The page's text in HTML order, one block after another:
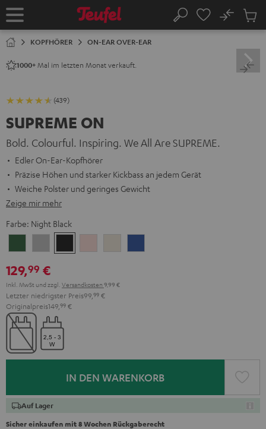
Startseite Suche
No
KOPFHÖRER ON-EAR OVER-EAR
1000+ Mal im letzten Monat verkauft.
(439)
SUPREME ON
Bold. Colourful. Inspiring. We All Are SUPREME.
Edler On-Ear-Kopfhörer
Präzise Höhen und starker Kickbass an jedem Gerät
Weiche Polster und geringes Gewicht
Zeige mir mehr
Farbe: Night Black
Green Gray
Black
White
129,99 €
Inkl. MwSt und zzgl. Versandkosten 9,99 €
Letzter niedrigster Preis99, 99 €
Originalpreis149, 99 €
IN DEN WARENKORB
Auf Lager
Sicher einkaufen mit 8 Wochen Rückgaberecht